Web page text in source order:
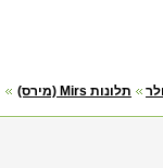
תלונות Mirs (מירס)